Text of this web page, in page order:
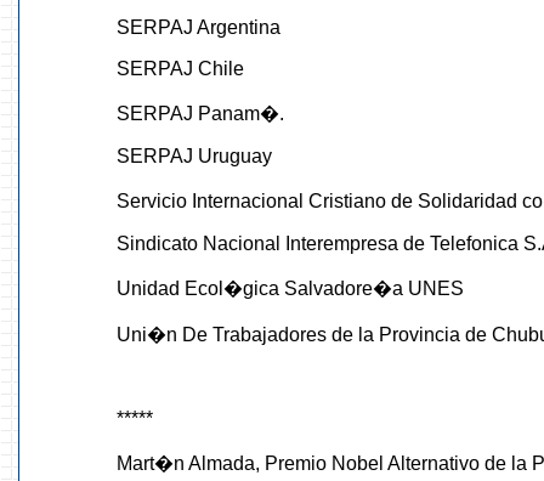
SERPAJ Argentina
SERPAJ Chile
SERPAJ Panam�.
SERPAJ Uruguay
Servicio Internacional Cristiano de Solidaridad
Sindicato Nacional Interempresa de Telefonica
Unidad Ecol�gica Salvadore�a UNES
Uni�n De Trabajadores de la Provincia de
*****
Mart�n Almada, Premio Nobel Alternativo de la